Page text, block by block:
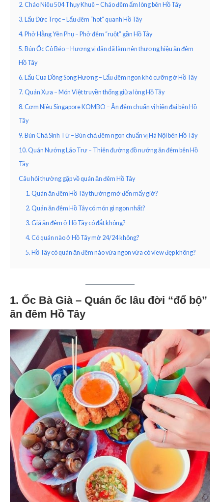
2. Cháo Niêu 504 Thụy Khuê – Cháo đêm ấm lòng bên Hồ Tây
3. Lẩu Đức Trọc – Lẩu đêm “hot” quanh Hồ Tây
4. Phở Hằng Yên Phụ – Phở đêm “ruột” gần Hồ Tây
5. Bún Ốc Cô Béo – Hương vị dân dã làm nên thương hiệu ăn đêm
Hồ Tây
6. Lẩu Cua Đồng Song Hương – Lẩu đêm ngon khó cưỡng ở Hồ Tây
7. Quán Xưa – Món Việt truyền thống giữa lòng Hồ Tây
8. Cơm Niêu Singapore KOMBO – Ăn đêm chuẩn vị hiện đại bên Hồ
Tây
9. Bún Chả Sinh Từ – Bún chả đêm ngon chuẩn vị Hà Nội bên Hồ Tây
10. Quán Nướng Lão Trư – Thiên đường đồ nướng ăn đêm bên Hồ
Tây
Câu hỏi thường gặp về quán ăn đêm Hồ Tây
1. Quán ăn đêm Hồ Tây thường mở đến mấy giờ?
2. Quán ăn đêm Hồ Tây có món gì ngon nhất?
3. Giá ăn đêm ở Hồ Tây có đắt không?
4. Có quán nào ở Hồ Tây mở 24/24 không?
5. Hồ Tây có quán ăn đêm nào vừa ngon vừa có view đẹp không?
1. Ốc Bà Già – Quán ốc lâu đời “đổ bộ”
ăn đêm Hồ Tây